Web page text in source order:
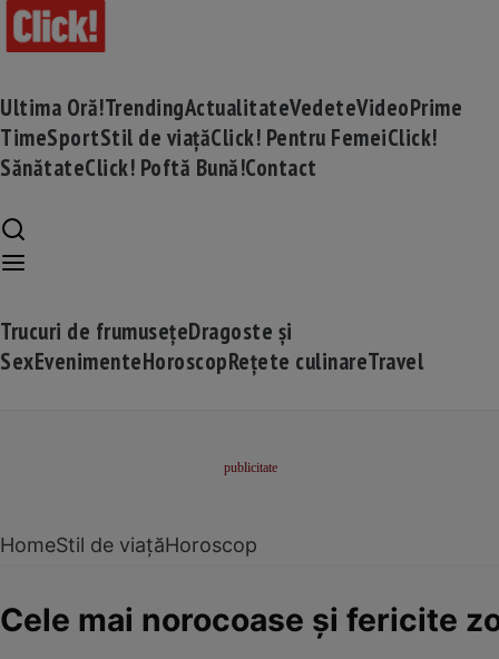
Ultima Oră!TrendingActualitateVedeteVideoPrime
TimeSportStil de viațăClick! Pentru FemeiClick!
SănătateClick! Poftă Bună!Contact
Trucuri de frumusețeDragoste și
SexEvenimenteHoroscopRețete culinareTravel
HomeStil de viațăHoroscop
Cele mai norocoase și fericite